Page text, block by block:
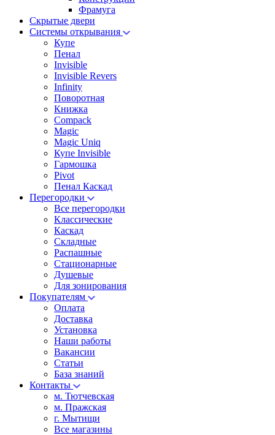
Фрамуга
Скрытые двери
Системы открывания
Купе
Пенал
Invisible
Invisible Revers
Infinity
Поворотная
Книжка
Compack
Magic
Magic Uniq
Купе Invisible
Гармошка
Pivot
Пенал Каскад
Перегородки
Все перегородки
Классические
Каскад
Складные
Распашные
Стационарные
Душевые
Для зонирования
Покупателям
Оплата
Доставка
Установка
Наши работы
Вакансии
Статьи
База знаний
Контакты
м. Тютчевская
м. Пражская
г. Мытищи
Все магазины